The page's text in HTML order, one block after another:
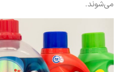
می‌شوند.